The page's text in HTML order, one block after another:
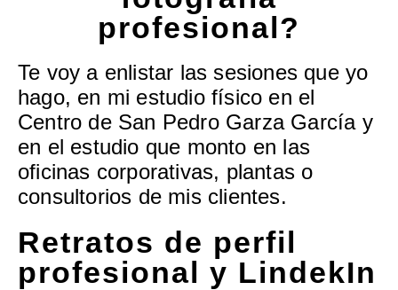
profesional?
Te voy a enlistar las sesiones que yo
hago, en mi estudio físico en el
Centro de San Pedro Garza García y
en el estudio que monto en las
oficinas corporativas, plantas o
consultorios de mis clientes.
Retratos de perfil
profesional y LindekIn